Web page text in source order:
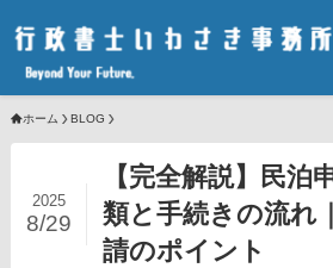
ホーム BLOG
【完全解説】民泊
類と手続きの流れ
請のポイント
2025
8/29